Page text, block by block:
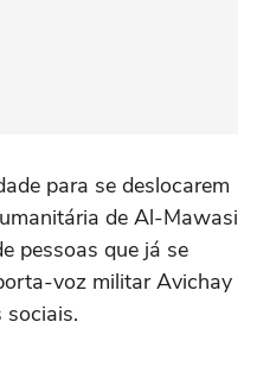
para se deslocarem
de Al-Mawasi
pessoas que já se
voz militar Avichay
sociais.